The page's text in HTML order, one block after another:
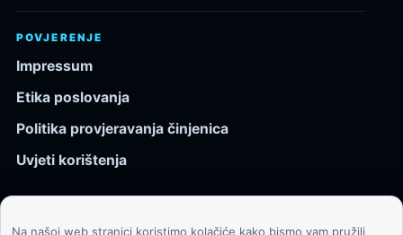
POVJERENJE
Impressum
Etika poslovanja
Politika provjeravanja činjenica
Uvjeti korištenja
Na našoj web stranici koristimo kolačiće kako bismo vam pružili